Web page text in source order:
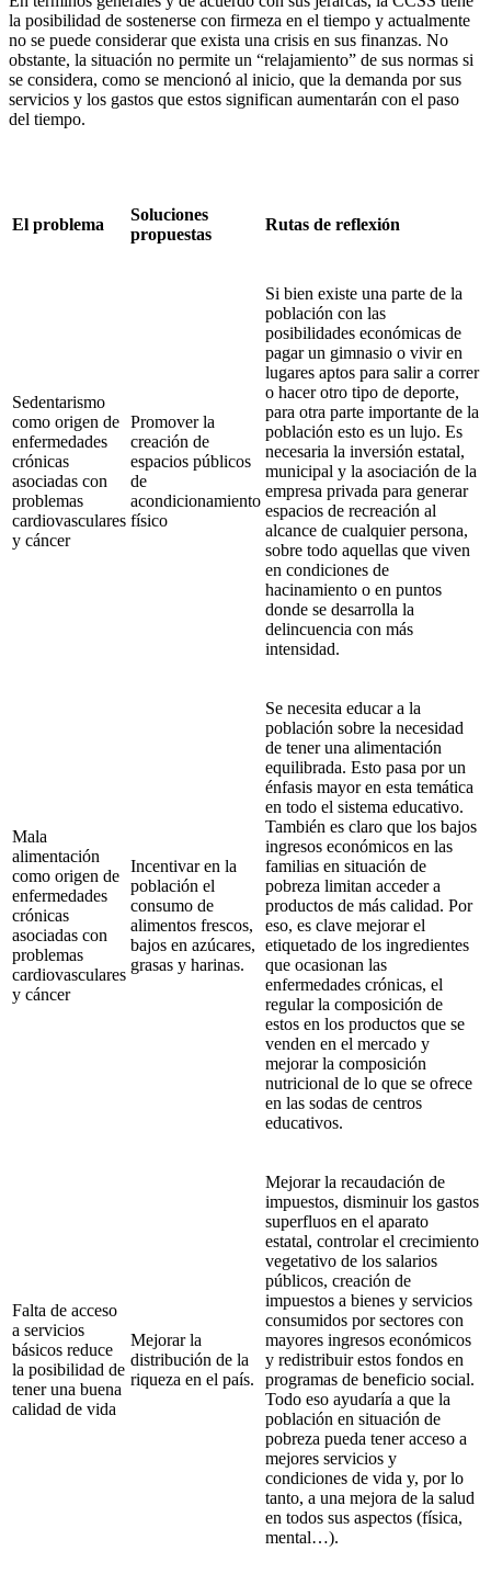
la posibilidad de sostenerse con firmeza en el tiempo y actualmente
no se puede considerar que exista una crisis en sus finanzas. No
obstante, la situación no permite un “relajamiento” de sus normas si
se considera, como se mencionó al inicio, que la demanda por sus
servicios y los gastos que estos significan aumentarán con el paso
del tiempo.
El problema
Soluciones
propuestas
Rutas de reflexión
Sedentarismo
como origen de
enfermedades
crónicas
asociadas con
problemas
cardiovasculares
y cáncer
Promover la
creación de
espacios públicos
de
acondicionamiento
físico
Si bien existe una parte de la
población con las
posibilidades económicas de
pagar un gimnasio o vivir en
lugares aptos para salir a correr
o hacer otro tipo de deporte,
para otra parte importante de la
población esto es un lujo. Es
necesaria la inversión estatal,
municipal y la asociación de la
empresa privada para generar
espacios de recreación al
alcance de cualquier persona,
sobre todo aquellas que viven
en condiciones de
hacinamiento o en puntos
donde se desarrolla la
delincuencia con más
intensidad.
Mala
alimentación
como origen de
enfermedades
crónicas
asociadas con
problemas
cardiovasculares
y cáncer
Incentivar en la
población el
consumo de
alimentos frescos,
bajos en azúcares,
grasas y harinas.
Se necesita educar a la
población sobre la necesidad
de tener una alimentación
equilibrada. Esto pasa por un
énfasis mayor en esta temática
en todo el sistema educativo.
También es claro que los bajos
ingresos económicos en las
familias en situación de
pobreza limitan acceder a
productos de más calidad. Por
eso, es clave mejorar el
etiquetado de los ingredientes
que ocasionan las
enfermedades crónicas, el
regular la composición de
estos en los productos que se
venden en el mercado y
mejorar la composición
nutricional de lo que se ofrece
en las sodas de centros
educativos.
Falta de acceso
a servicios
básicos reduce
la posibilidad de
tener una buena
calidad de vida
Mejorar la
distribución de la
riqueza en el país.
Mejorar la recaudación de
impuestos, disminuir los gastos
superfluos en el aparato
estatal, controlar el crecimiento
vegetativo de los salarios
públicos, creación de
impuestos a bienes y servicios
consumidos por sectores con
mayores ingresos económicos
y redistribuir estos fondos en
programas de beneficio social.
Todo eso ayudaría a que la
población en situación de
pobreza pueda tener acceso a
mejores servicios y
condiciones de vida y, por lo
tanto, a una mejora de la salud
en todos sus aspectos (física,
mental…).